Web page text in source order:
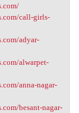
call-girls-
adyar-
alwarpet-
anna-nagar-
besant-nagar-